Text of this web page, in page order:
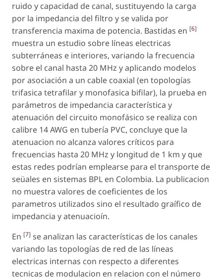
ruido y capacidad de canal, sustituyendo la carga
por la impedancia del filtro y se valida por
transferencia maxima de potencia. Bastidas en [6]
muestra un estudio sobre líneas electricas
subterráneas e interiores, variando la frecuencia
sobre el canal hasta 20 MHz y aplicando modelos
por asociación a un cable coaxial (en topologías
trifasica tetrafilar y monofasica bifilar), la prueba en
parámetros de impedancia característica y
atenuación del circuito monofásico se realiza con
calibre 14 AWG en tubería PVC, concluye que la
atenuacion no alcanza valores críticos para
frecuencias hasta 20 MHz y longitud de 1 km y que
estas redes podrían emplearse para el transporte de
seüales en sistemas BPL en Colombia. La publicacion
no muestra valores de coeficientes de los
parametros utilizados sino el resultado graífico de
impedancia y atenuacioín.
En [7] se analizan las características de los canales
variando las topologías de red de las líneas
electricas internas con respecto a diferentes
tecnicas de modulacion en relacion con el número